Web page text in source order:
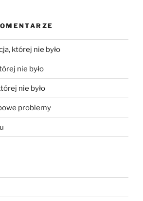
której nie było
nie było
nie było
problemy